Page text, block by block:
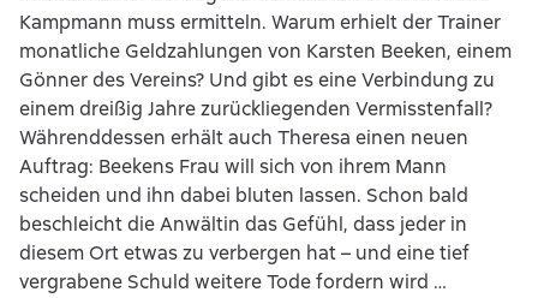
Kampmann muss ermitteln. Warum erhielt der Trainer
monatliche Geldzahlungen von Karsten Beeken, einem
Gönner des Vereins? Und gibt es eine Verbindung zu
einem dreißig Jahre zurückliegenden Vermisstenfall?
Währenddessen erhält auch Theresa einen neuen
Auftrag: Beekens Frau will sich von ihrem Mann
scheiden und ihn dabei bluten lassen. Schon bald
beschleicht die Anwältin das Gefühl, dass jeder in
diesem Ort etwas zu verbergen hat – und eine tief
vergrabene Schuld weitere Tode fordern wird …